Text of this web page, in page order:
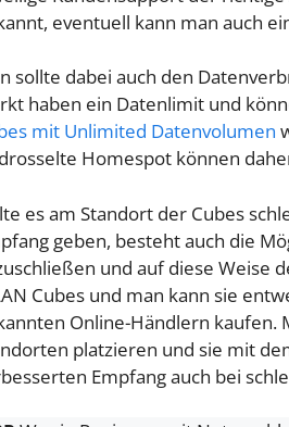
eventuell kann man auch
sollte dabei auch den
haben ein Datenlimit und
mit Unlimited Datenvolumen
Homespot können
es am Standort der Cubes
geben, besteht auch die
und auf diese Weise
Cubes und man kann sie
Online-Händlern kaufen.
platzieren und sie mit
Empfang auch bei